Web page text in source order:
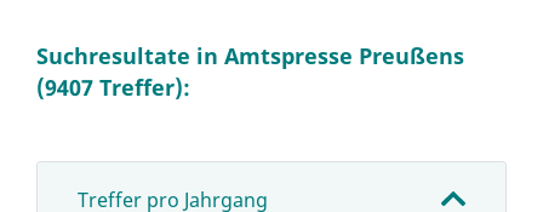
Suchresultate in Amtspresse Preußens
(9407 Treffer):
Treffer pro Jahrgang